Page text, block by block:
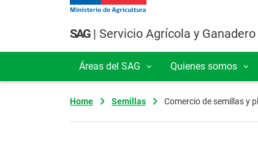
Pasar al contenido principal
SAG| Servicio Agrícola y Ganadero
Navegación
Áreas del SAG Quienes somos
Home Semillas Comercio de semillas y